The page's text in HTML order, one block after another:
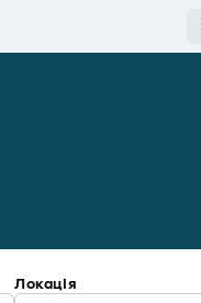
Локація